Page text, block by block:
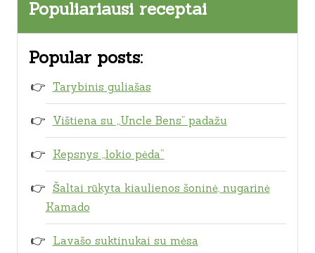
Populiariausi receptai
Popular posts:
Tarybinis guliašas
Vištiena su „Uncle Bens” padažu
Kepsnys „lokio pėda“
Šaltai rūkyta kiaulienos šoninė, nugarinė
Kamado
Lavašo suktinukai su mėsa